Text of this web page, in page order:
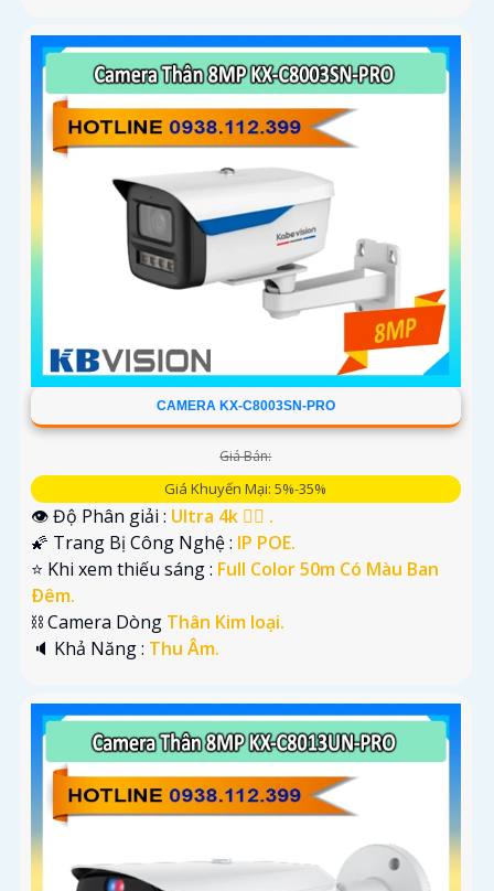
CAMERA KX-C8003SN-PRO
Giá Bán:
Giá Khuyến Mại: 5%-35%
👁 Độ Phân giải : Ultra 4k 👍🏾 .
🌠 Trang Bị Công Nghệ : IP POE.
⭐ Khi xem thiếu sáng : Full Color 50m Có Màu Ban
Ðêm.
⛓ Camera Dòng Thân Kim loại.
️🔈 Khả Năng : Thu Âm.